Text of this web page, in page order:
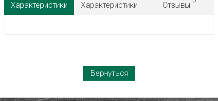
Характеристики Характеристики Отзывы
Вернуться